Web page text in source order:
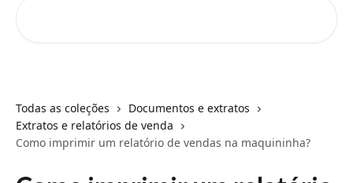
Todas as coleções
Documentos e extratos
Extratos e relatórios de venda
Como imprimir um relatório de vendas na maquininha?